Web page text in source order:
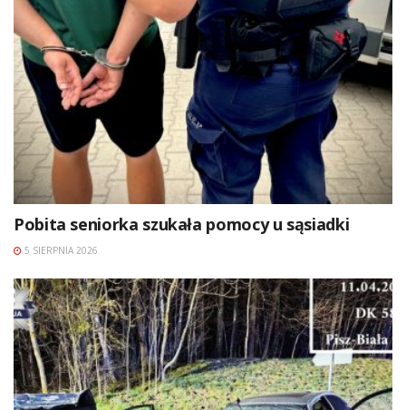
Pobita seniorka szukała pomocy u sąsiadki
5 SIERPNIA 2026